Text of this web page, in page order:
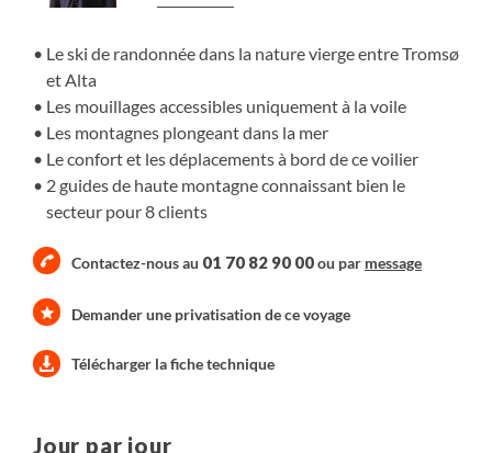
Le ski de randonnée dans la nature vierge entre Tromsø
et Alta
Les mouillages accessibles uniquement à la voile
Les montagnes plongeant dans la mer
Le confort et les déplacements à bord de ce voilier
2 guides de haute montagne connaissant bien le
secteur pour 8 clients
Contactez-nous au 01 70 82 90 00ou par message
Demander une privatisation de ce voyage
Télécharger la fiche technique
Jour par jour